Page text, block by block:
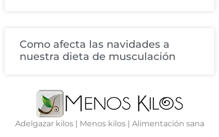
Como afecta las navidades a
nuestra dieta de musculación
Adelgazar kilos | Menos kilos | Alimentación sana